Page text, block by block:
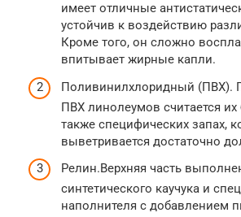
имеет отличные
устойчив к воздействию
Кроме того, он сложно
впитывает жирные капли.
Поливинилхлоридный (ПВХ).
ПВХ линолеумов считается их
также специфических запах,
выветривается достаточно
Релин.Верхняя часть
синтетического каучука и
наполнителя с добавлением